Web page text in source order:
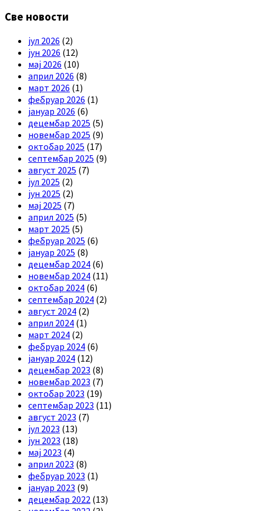
Све новости
јул 2026 (2)
јун 2026 (12)
мај 2026 (10)
април 2026 (8)
март 2026 (1)
фебруар 2026 (1)
јануар 2026 (6)
децембар 2025 (5)
новембар 2025 (9)
октобар 2025 (17)
септембар 2025 (9)
август 2025 (7)
јул 2025 (2)
јун 2025 (2)
мај 2025 (7)
април 2025 (5)
март 2025 (5)
фебруар 2025 (6)
јануар 2025 (8)
децембар 2024 (6)
новембар 2024 (11)
октобар 2024 (6)
септембар 2024 (2)
август 2024 (2)
април 2024 (1)
март 2024 (2)
фебруар 2024 (6)
јануар 2024 (12)
децембар 2023 (8)
новембар 2023 (7)
октобар 2023 (19)
септембар 2023 (11)
август 2023 (7)
јул 2023 (13)
јун 2023 (18)
мај 2023 (4)
април 2023 (8)
фебруар 2023 (1)
јануар 2023 (9)
децембар 2022 (13)